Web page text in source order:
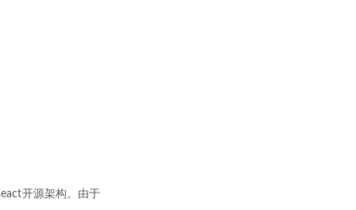
开源架构。由于